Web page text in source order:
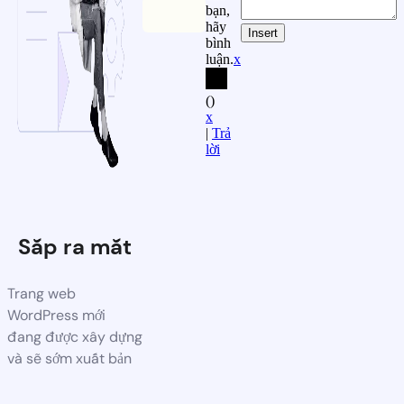
Sắp ra mắt
Trang web
WordPress mới
đang được xây dựng
và sẽ sớm xuất bản
bạn,
hãy
bình
luận.x
()
x
| Trả
lời
Insert